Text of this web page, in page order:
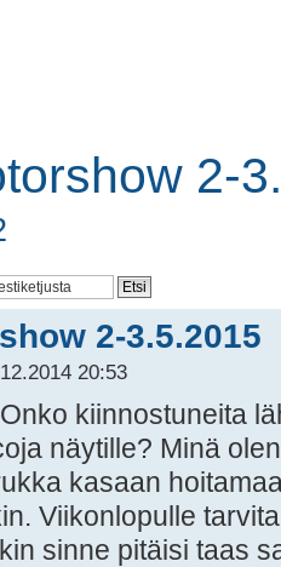
2-
2-3.5.2015
20:53
kiinnostuneita
näytille? Minä
kasaan
Viikonlopulle
sinne pitäisi taas